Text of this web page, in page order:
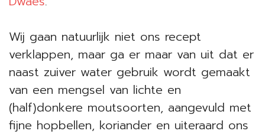
Wij gaan natuurlijk niet ons recept
verklappen, maar ga er maar van uit dat er
naast zuiver water gebruik wordt gemaakt
van een mengsel van lichte en
(half)donkere moutsoorten, aangevuld met
fijne hopbellen, koriander en uiteraard ons